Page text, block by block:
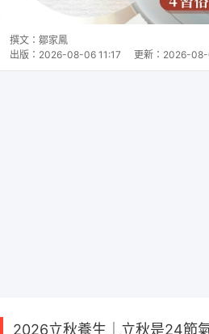
撰文： 鄒家鳳
出版： 2026-08-06 11:17 更新： 2026-
2026立秋養生｜立秋是24節